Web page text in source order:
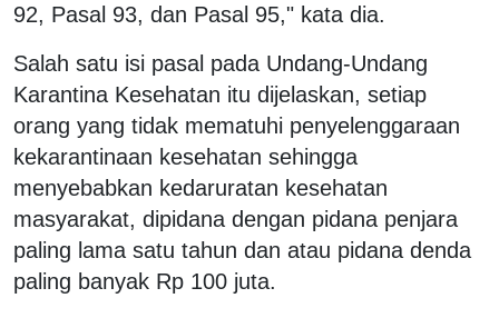
92, Pasal 93, dan Pasal 95," kata dia.
Salah satu isi pasal pada Undang-Undang
Karantina Kesehatan itu dijelaskan, setiap
orang yang tidak mematuhi penyelenggaraan
kekarantinaan kesehatan sehingga
menyebabkan kedaruratan kesehatan
masyarakat, dipidana dengan pidana penjara
paling lama satu tahun dan atau pidana denda
paling banyak Rp 100 juta.